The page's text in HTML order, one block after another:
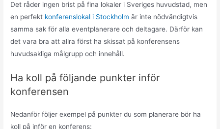
Det råder ingen brist på fina lokaler i Sveriges huvudstad, men
en perfekt konferenslokal i Stockholm är inte nödvändigtvis
samma sak för alla eventplanerare och deltagare. Därför kan
det vara bra att allra först ha skissat på konferensens
huvudsakliga målgrupp och innehåll.
Ha koll på följande punkter inför
konferensen
Nedanför följer exempel på punkter du som planerare bör ha
koll på inför en konferens: